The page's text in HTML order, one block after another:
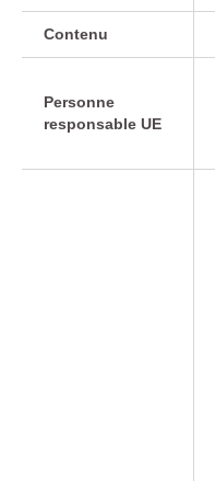
Contenu
Personne
responsable UE